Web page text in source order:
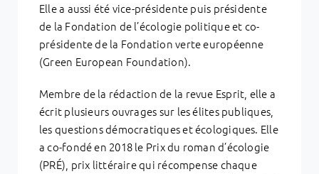
Elle a aussi été vice-présidente puis présidente
de la Fondation de l’écologie politique et co-
présidente de la Fondation verte européenne
(Green European Foundation).
Membre de la rédaction de la revue Esprit, elle a
écrit plusieurs ouvrages sur les élites publiques,
les questions démocratiques et écologiques. Elle
a co-fondé en 2018 le Prix du roman d’écologie
(PRÉ), prix littéraire qui récompense chaque